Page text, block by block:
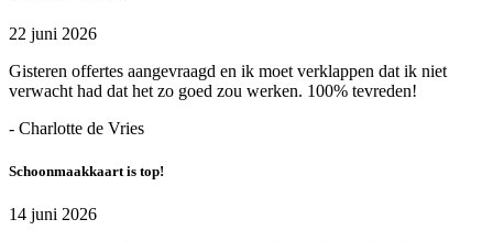
22 juni 2026
Gisteren offertes aangevraagd en ik moet verklappen dat ik niet
verwacht had dat het zo goed zou werken. 100% tevreden!
- Charlotte de Vries
Schoonmaakkaart is top!
14 juni 2026